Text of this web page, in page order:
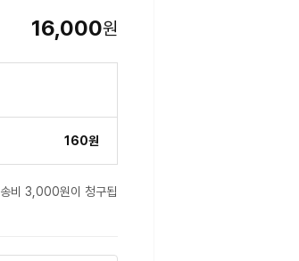
16,000원
160원
비 3,000원이 청구됩